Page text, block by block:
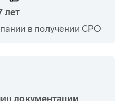
лет
в получении СРО